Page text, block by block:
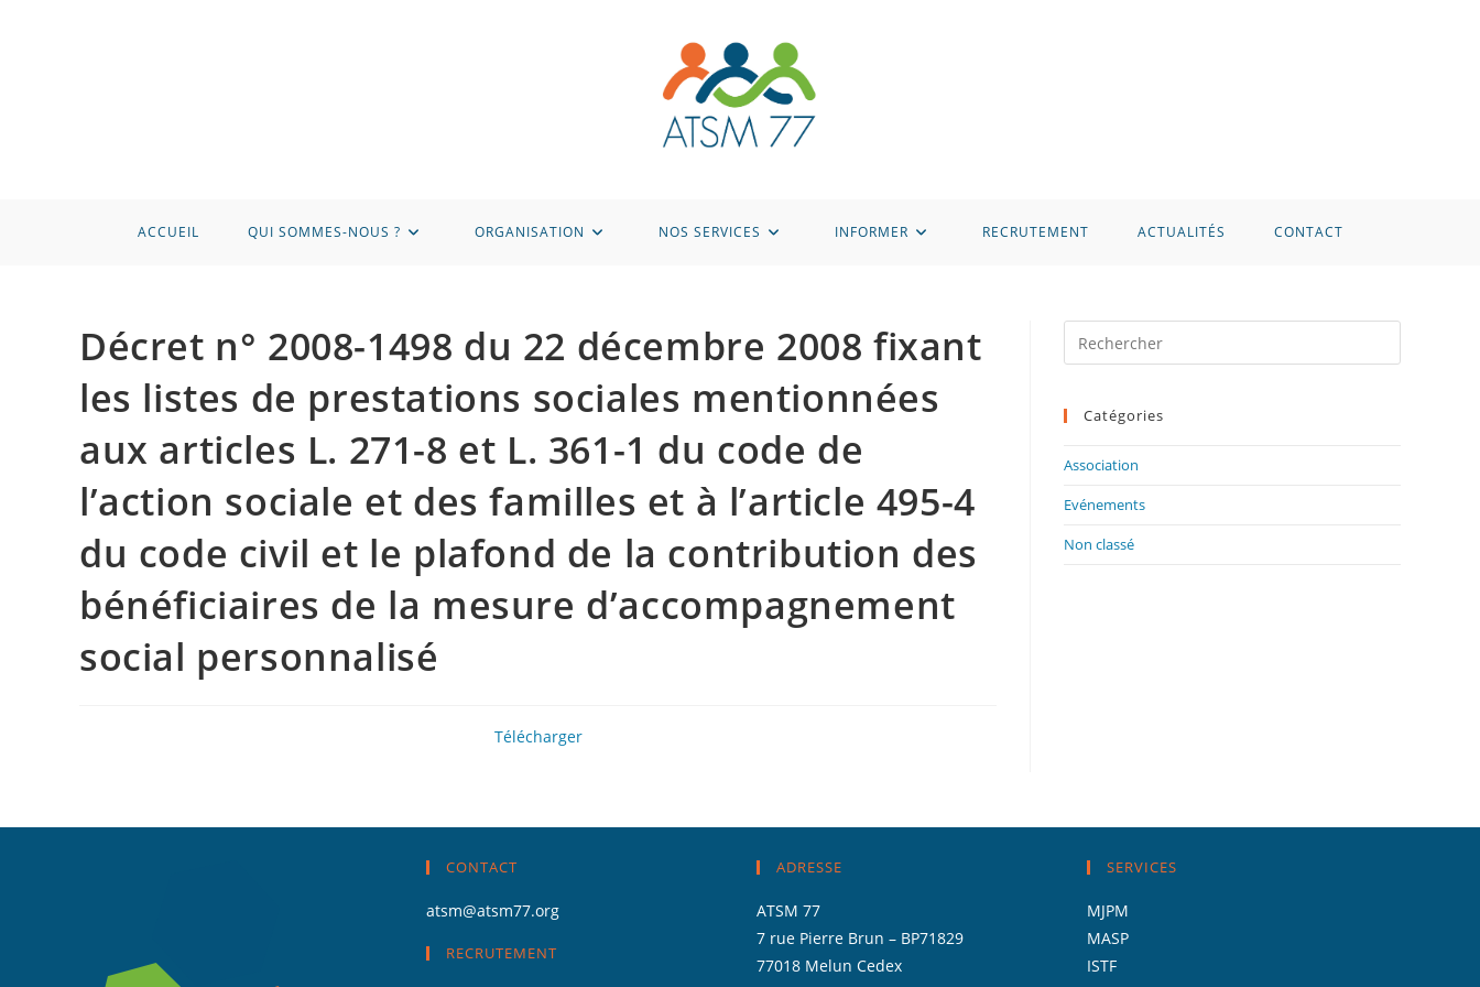
ACCUEIL QUI SOMMES-NOUS ? ORGANISATION NOS SERVICES INFORMER RECRUTEMENT ACTUALITÉS CONTACT
Décret n° 2008-1498 du 22 décembre 2008 fixant
les listes de prestations sociales mentionnées
aux articles L. 271-8 et L. 361-1 du code de
l’action sociale et des familles et à l’article 495-4
du code civil et le plafond de la contribution des
bénéficiaires de la mesure d’accompagnement
social personnalisé
Télécharger
Escape
Catégories
Association
Evénements
Non classé
CONTACT
atsm@atsm77.org
RECRUTEMENT
ADRESSE
ATSM 77
7 rue Pierre Brun – BP71829
77018 Melun Cedex
SERVICES
MJPM
MASP
ISTF